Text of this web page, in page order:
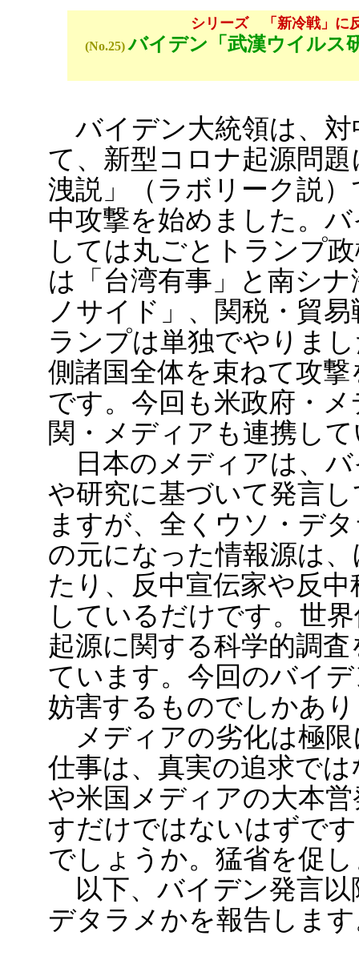
シリーズ 「新冷戦」に
(No.25) バイデン「武漢ウイルス
バイデン大統領は、対
て、新型コロナ起源問
洩説」（ラボリーク説
中攻撃を始めました。
しては丸ごとトランプ
は「台湾有事」と南シ
ノサイド」、関税・貿
ランプは単独でやりま
側諸国全体を束ねて攻
です。今回も米政府・
関・メディアも連携し
日本のメディアは、バ
や研究に基づいて発言
ますが、全くウソ・デ
の元になった情報源は
たり、反中宣伝家や反
しているだけです。世
起源に関する科学的調
ています。今回のバイ
妨害するものでしかあ
メディアの劣化は極限
仕事は、真実の追求で
や米国メディアの大本
すだけではないはずで
でしょうか。猛省を促
以下、バイデン発言以
デタラメかを報告しま